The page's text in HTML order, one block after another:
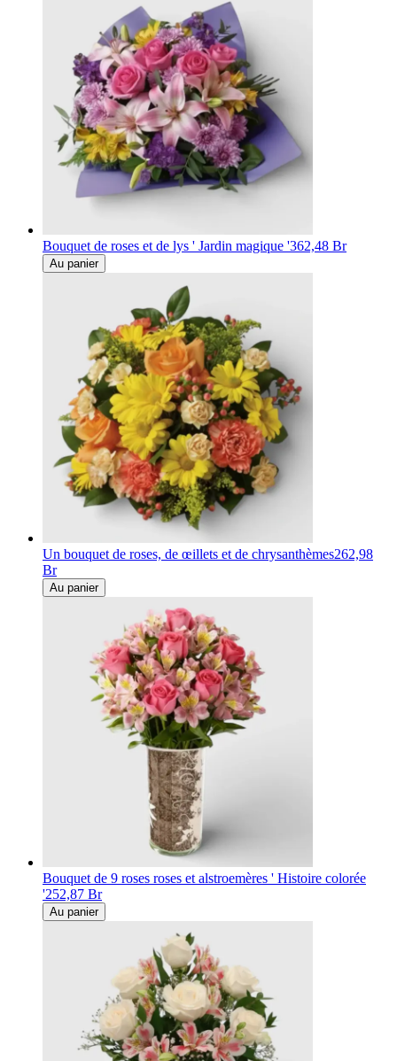
Bouquet de roses et de lys ' Jardin magique '362,48 Br
Au panier
Un bouquet de roses, de œillets et de chrysanthèmes262,98
Br
Au panier
Bouquet de 9 roses roses et alstroemères ' Histoire colorée
'252,87 Br
Au panier